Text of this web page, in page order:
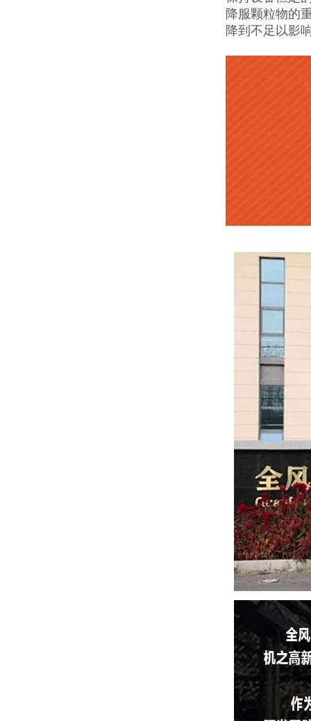
降服颗粒物的
降到不足以影